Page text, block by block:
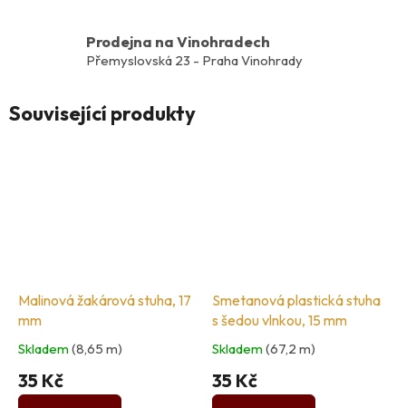
Prodejna na Vinohradech
Přemyslovská 23 - Praha Vinohrady
Související produkty
Malinová žakárová stuha, 17
mm
Skladem(8,65 m)
35 Kč
Smetanová plastická stuha
s šedou vlnkou, 15 mm
Skladem(67,2 m)
35 Kč